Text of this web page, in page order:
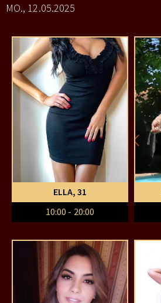
MO., 12.05.2025
ELLA, 31
10:00 - 20:00